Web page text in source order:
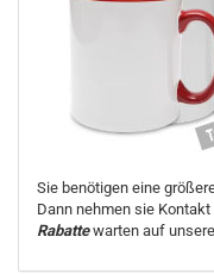
Sie benötigen eine
Dann nehmen sie
Rabattewarten auf